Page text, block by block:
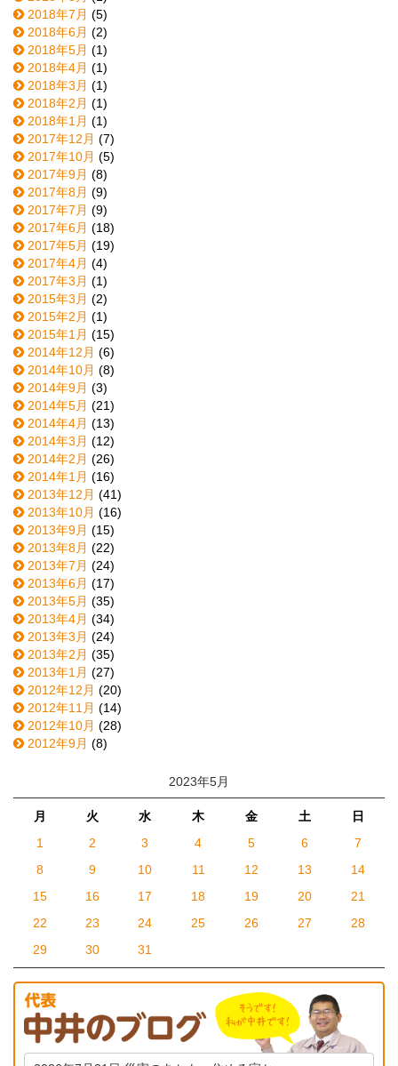
2018年7月 (5)
2018年6月 (2)
2018年5月 (1)
2018年4月 (1)
2018年3月 (1)
2018年2月 (1)
2018年1月 (1)
2017年12月 (7)
2017年10月 (5)
2017年9月 (8)
2017年8月 (9)
2017年7月 (9)
2017年6月 (18)
2017年5月 (19)
2017年4月 (4)
2017年3月 (1)
2015年3月 (2)
2015年2月 (1)
2015年1月 (15)
2014年12月 (6)
2014年10月 (8)
2014年9月 (3)
2014年5月 (21)
2014年4月 (13)
2014年3月 (12)
2014年2月 (26)
2014年1月 (16)
2013年12月 (41)
2013年10月 (16)
2013年9月 (15)
2013年8月 (22)
2013年7月 (24)
2013年6月 (17)
2013年5月 (35)
2013年4月 (34)
2013年3月 (24)
2013年2月 (35)
2013年1月 (27)
2012年12月 (20)
2012年11月 (14)
2012年10月 (28)
2012年9月 (8)
2023年5月
月 火 水 木 金 土
日
1
2 3 4 5 6
7
8
9 10 11 12 13
14
15
16 17 18 19 20
21
22
23 24 25 26 27
28
29
30 31